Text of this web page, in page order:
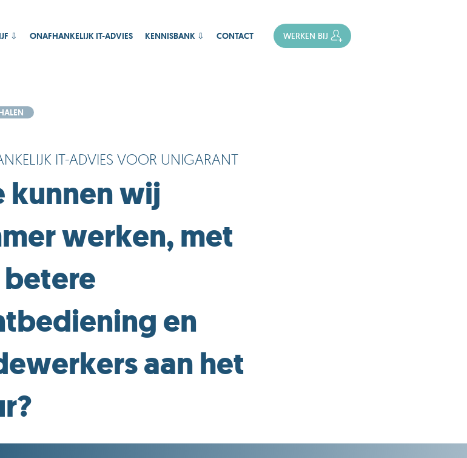
⇩ ONAFHANKELIJK IT-ADVIES KENNISBANK ⇩ CONTACT WERKEN BIJ
IT-ADVIES VOOR UNIGARANT
kunnen wij
werken, met
en
aan het